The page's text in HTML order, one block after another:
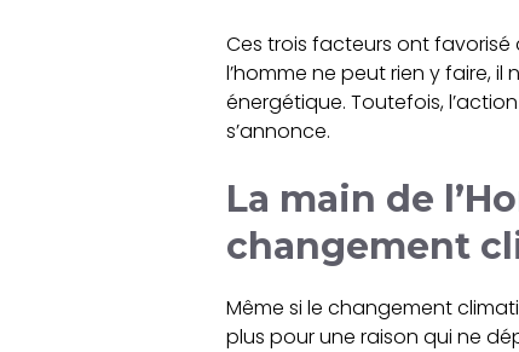
Ces trois facteurs ont
l’homme ne peut rien y faire,
énergétique. Toutefois,
s’annonce.
La main de
changement
Même si le changement
plus pour une raison qui ne